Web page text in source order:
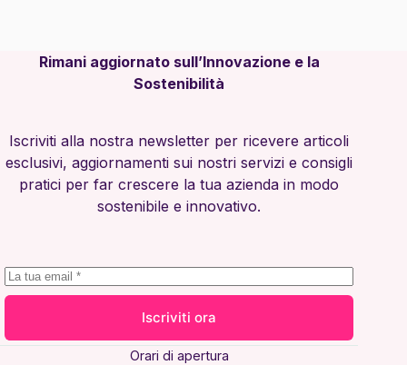
Rimani aggiornato sull’Innovazione e la
Sostenibilità
Iscriviti alla nostra newsletter per ricevere articoli
esclusivi, aggiornamenti sui nostri servizi e consigli
pratici per far crescere la tua azienda in modo
sostenibile e innovativo.
Iscriviti ora
Orari di apertura